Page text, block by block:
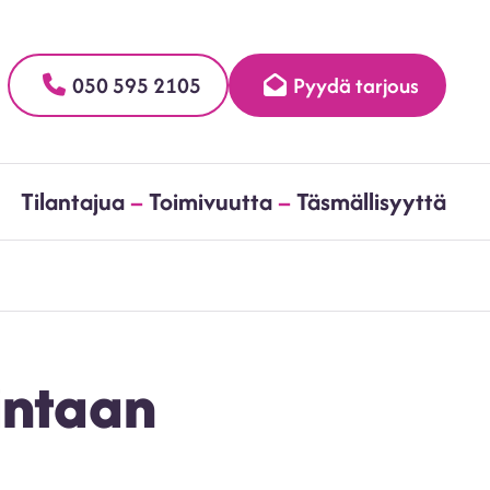
050 595 2105 Pyydä tarjous
Tilantajua–Toimivuutta–Täsmällisyyttä